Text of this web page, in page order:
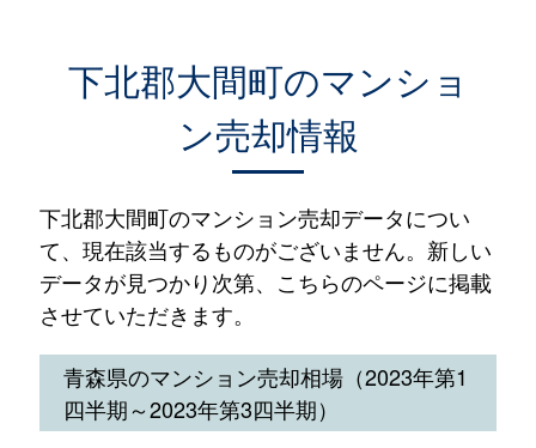
下北郡大間町のマンショ
ン売却情報
下北郡大間町のマンション売却データについ
て、現在該当するものがございません。新しい
データが見つかり次第、こちらのページに掲載
させていただきます。
青森県のマンション売却相場（2023年第1
四半期～2023年第3四半期）